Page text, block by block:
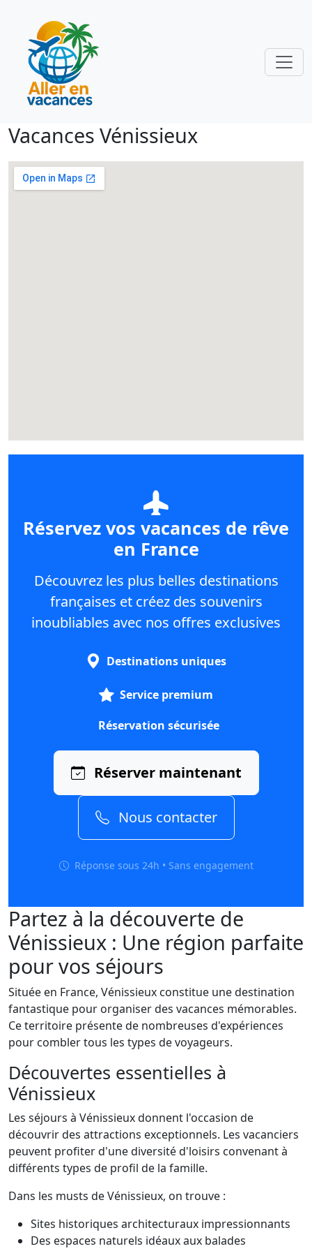
Vacances Vénissieux
Réservez vos vacances de rêve
en France
Découvrez les plus belles destinations
françaises et créez des souvenirs
inoubliables avec nos offres exclusives
Destinations uniques
Service premium
Réservation sécurisée
Réserver maintenant
Nous contacter
Réponse sous 24h • Sans engagement
Partez à la découverte de
Vénissieux : Une région parfaite
pour vos séjours
Située en France, Vénissieux constitue une destination
fantastique pour organiser des vacances mémorables.
Ce territoire présente de nombreuses d'expériences
pour combler tous les types de voyageurs.
Découvertes essentielles à
Vénissieux
Les séjours à Vénissieux donnent l'occasion de
découvrir des attractions exceptionnels. Les vacanciers
peuvent profiter d'une diversité d'loisirs convenant à
différents types de profil de la famille.
Dans les musts de Vénissieux, on trouve :
Sites historiques architecturaux impressionnants
Des espaces naturels idéaux aux balades